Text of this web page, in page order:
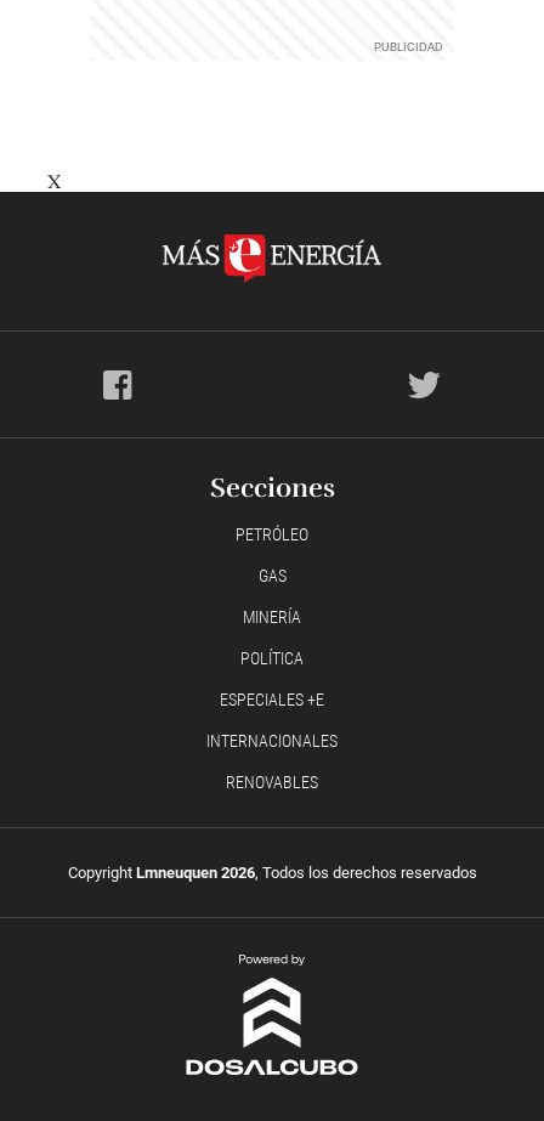
X
Secciones
PETRÓLEO
GAS
MINERÍA
POLÍTICA
ESPECIALES +E
INTERNACIONALES
RENOVABLES
Copyright Lmneuquen 2026, Todos los derechos reservados